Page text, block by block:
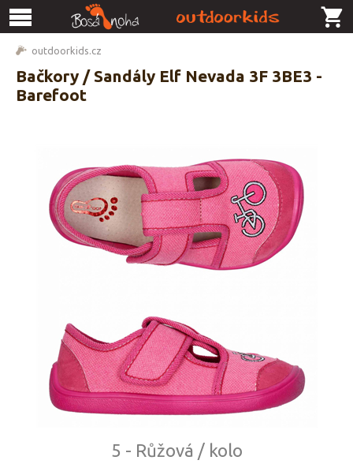
outdoorkids.cz
Bačkory / Sandály Elf Nevada 3F 3BE3 -
Barefoot
5 - Růžová / kolo